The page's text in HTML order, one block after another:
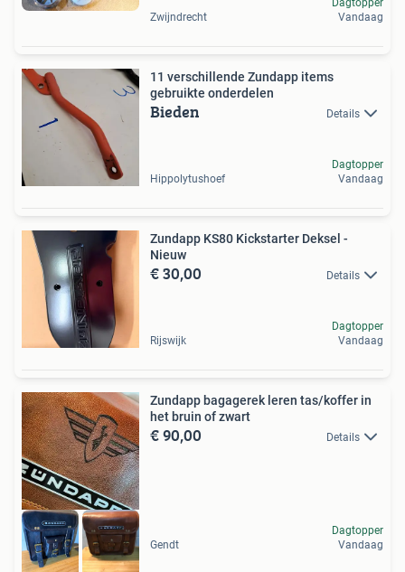
Zwijndrecht
Vandaag
11 verschillende Zundapp items
gebruikte onderdelen
Bieden Details
Hippolytushoef
Dagtopper
Vandaag
Zundapp KS80 Kickstarter Deksel -
Nieuw
€ 30,00 Details
Rijswijk
Dagtopper
Vandaag
Zundapp bagagerek leren tas/koffer in
het bruin of zwart
€ 90,00 Details
Gendt
Dagtopper
Vandaag